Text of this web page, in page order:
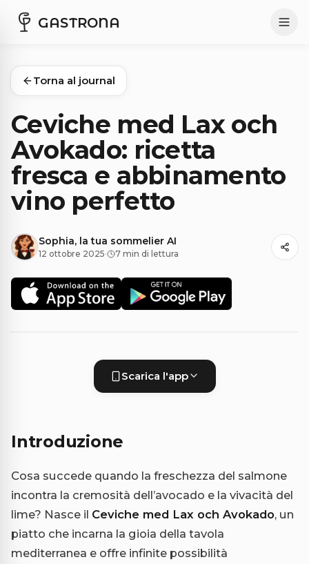
GASTRONA
Torna al journal
Ceviche med Lax och
Avokado: ricetta
fresca e abbinamento
vino perfetto
Sophia, la tua sommelier AI
12 ottobre 2025· 7 min di lettura
Scarica l'app
Introduzione
Cosa succede quando la freschezza del salmone
incontra la cremosità dell’avocado e la vivacità del
lime? Nasce il Ceviche med Lax och Avokado, un
piatto che incarna la gioia della tavola
mediterranea e offre infinite possibilità